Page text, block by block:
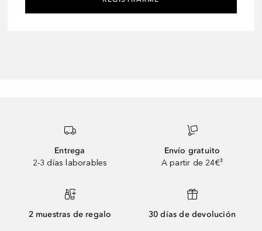
Entrega
2-3 días laborables
Envío gratuito
A partir de 24€³
2 muestras de regalo 30 días de devolución